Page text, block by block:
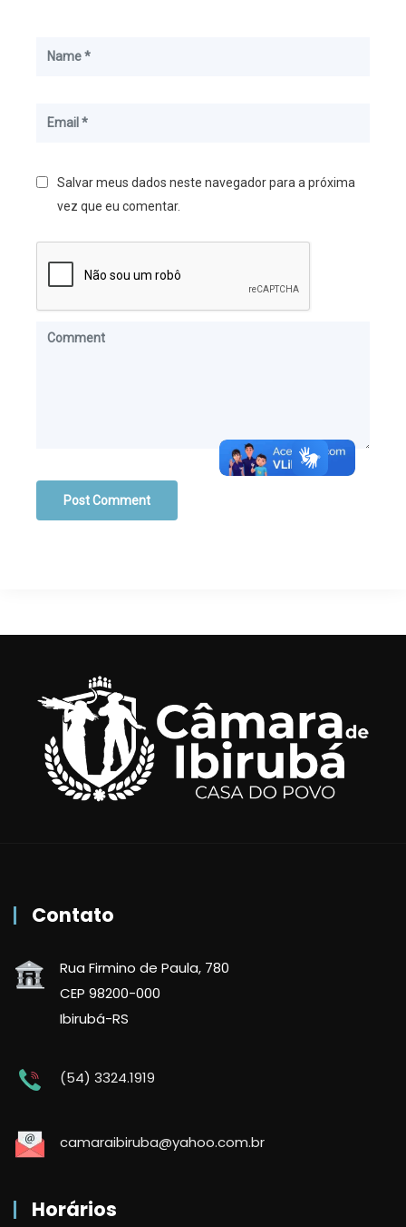
Salvar meus dados neste navegador para a próxima
vez que eu comentar.
Contato
Rua Firmino de Paula, 780
CEP 98200-000
Ibirubá-RS
(54) 3324.1919
camaraibiruba@yahoo.com.br
Horários